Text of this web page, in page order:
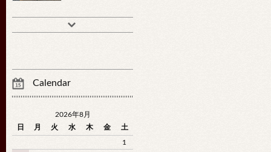
Calendar
2026年8月
日
月 火 水 木 金 土
1